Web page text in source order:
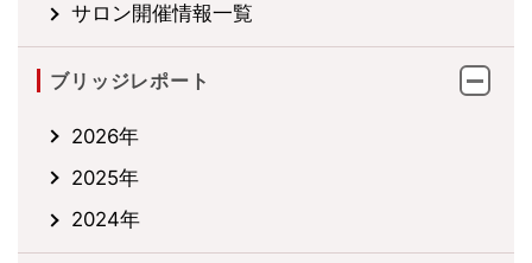
サロン開催情報一覧
ブリッジレポート
2026年
2025年
2024年